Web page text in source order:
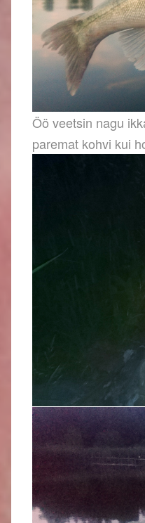
Öö veetsin nagu
paremat kohvi kui